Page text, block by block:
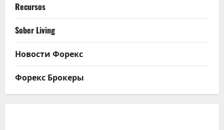
Recursos
Sober Living
Новости Форекс
Форекс Брокеры